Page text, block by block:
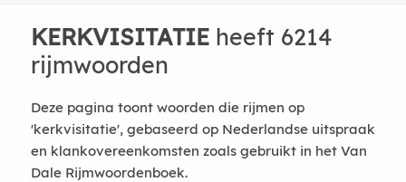
KERKVISITATIEheeft 6214
rijmwoorden
Deze pagina toont woorden die rijmen op
'kerkvisitatie', gebaseerd op Nederlandse uitspraak
en klankovereenkomsten zoals gebruikt in het Van
Dale Rijmwoordenboek.